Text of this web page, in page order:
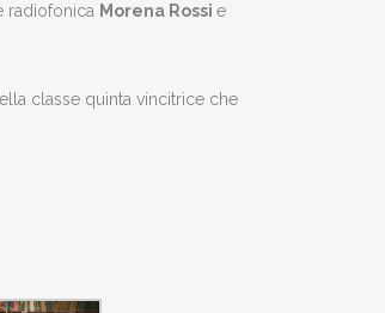
radiofonica Morena Rossi e
classe quinta vincitrice che